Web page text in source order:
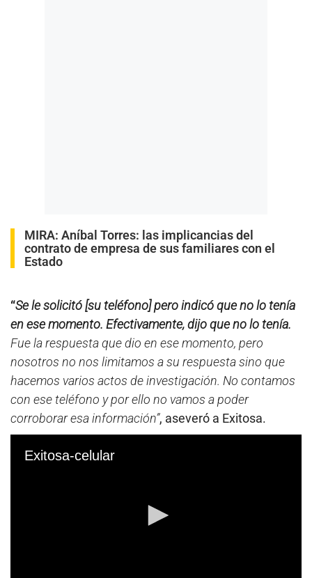
MIRA: Aníbal Torres: las implicancias del
contrato de empresa de sus familiares con el
Estado
“Se le solicitó [su teléfono] pero indicó que no lo tenía
en ese momento. Efectivamente, dijo que no lo tenía.
Fue la respuesta que dio en ese momento, pero
nosotros no nos limitamos a su respuesta sino que
hacemos varios actos de investigación. No contamos
con ese teléfono y por ello no vamos a poder
corroborar esa información”, aseveró a Exitosa.
Exitosa-celular